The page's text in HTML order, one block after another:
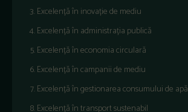
Excelență în inovație de mediu
Excelență în administrația publică
Excelență în economia circulară
Excelență în campanii de mediu
Excelență în gestionarea consumului de apă
Excelență în transport sustenabil